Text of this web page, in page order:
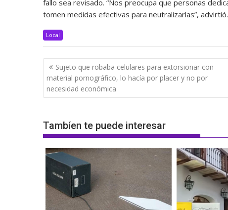
fallo sea revisado. “Nos preocupa que personas
tomen medidas efectivas para neutralizarlas”, advirtió.
Local
Navegación
de
entradas
Sujeto que robaba celulares para extorsionar con
material pornográfico, lo hacía por placer y no por
necesidad económica
Tambíen te puede interesar